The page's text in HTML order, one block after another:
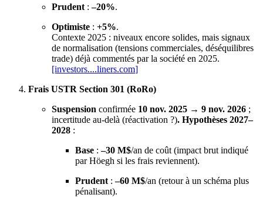
Prudent :–20%.
Optimiste : +5%.
Contexte 2025 : niveaux encore solides, mais signaux
de normalisation (tensions commerciales, déséquilibres
trade) déjà commentés par la société en 2025.
[investors....liners.com]
Frais USTR Section 301 (RoRo)
Suspension confirmée 10 nov. 2025 → 9 nov. 2026 ;
incertitude au‑delà (réactivation ?). Hypothèses 2027–
2028 :
Base :–30 M$/an de coût (impact brut indiqué
par Höegh si les frais reviennent).
Prudent :–60 M$/an (retour à un schéma plus
pénalisant).